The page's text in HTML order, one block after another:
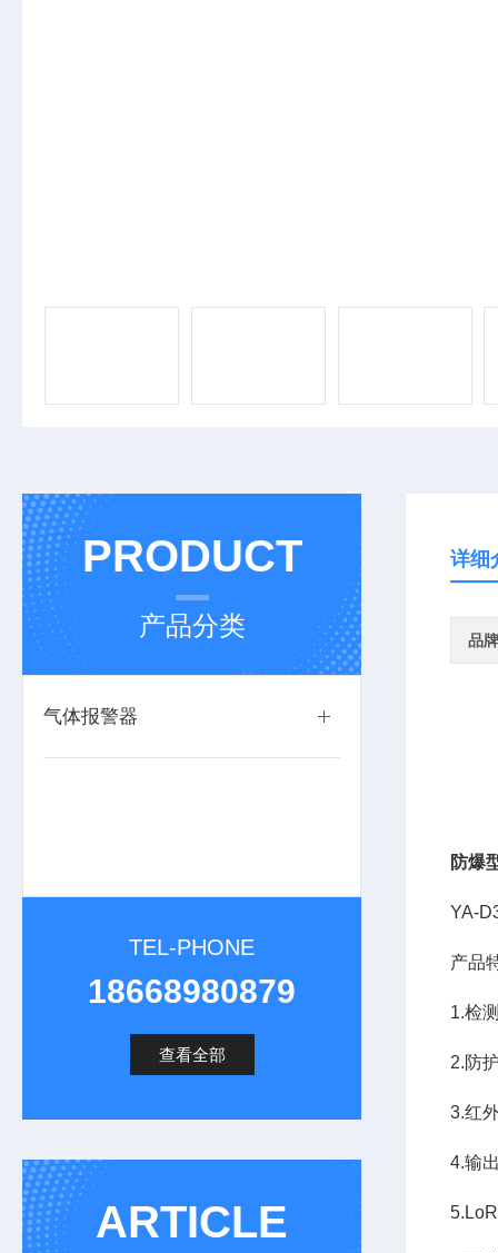
PRODUCT
产品分类
气体报警器
TEL-PHONE
18668980879
查看全部
ARTICLE
详细
品牌
防爆
YA-
产品
1.检
2.防
3.红
4.输